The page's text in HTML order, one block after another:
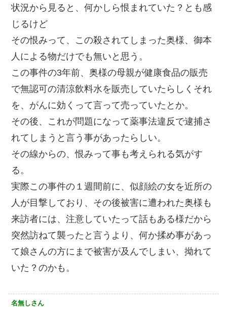
状況から見ると、何かしら恨まれていた？とも感
じるけど
その恨みって、この殺されてしまった奥様、御本
人による物だけでも無いと思う。
この事件の3年前、奥様の母親が健康食品の販売
で無認可の清涼飲料水を販売していたらしくそれ
を、がんに効くって言って売っていたとか。
その後、これが問題になって薬事法違反で逮捕さ
れてしまうと言う事があったらしい。
その線からの、恨みって事も考えられる気がす
る。
実際この事件の１週間前に、似顔絵の女を近所の
人が目撃しており、その後被害に遭われた奥様も
来訪者には、注意していたって話もある様だから
突然訪ねて襲ったと言うより、何か揉め事があっ
て娘さんの方にまで被害が及んでしまい、拗れて
いた？のかも。
名無しさん